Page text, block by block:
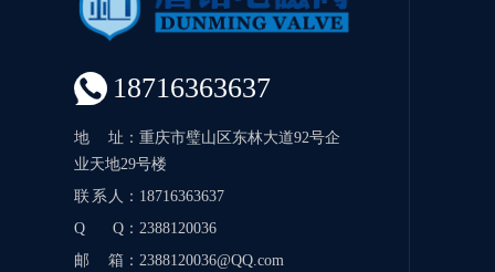
18716363637
地址 ：重庆市璧山区东林大道92号企
业天地29号楼
联系人 ：18716363637
Q Q ：2388120036
邮箱 ：2388120036@QQ.com